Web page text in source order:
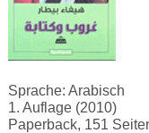
Sprache: Arabisch
1. Auflage (2010)
Paperback, 151